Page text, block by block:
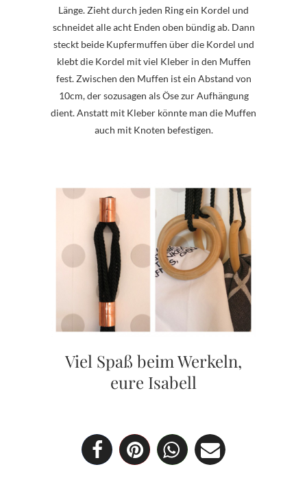
Länge. Zieht durch jeden Ring ein Kordel und
schneidet alle acht Enden oben bündig ab. Dann
steckt beide Kupfermuffen über die Kordel und
klebt die Kordel mit viel Kleber in den Muffen
fest. Zwischen den Muffen ist ein Abstand von
10cm, der sozusagen als Öse zur Aufhängung
dient. Anstatt mit Kleber könnte man die Muffen
auch mit Knoten befestigen.
Viel Spaß beim Werkeln,
eure Isabell